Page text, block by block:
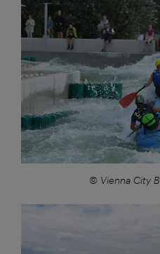
© Vienna City
Großansicht: